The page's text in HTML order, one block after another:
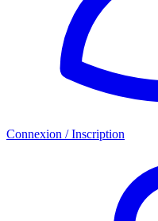
Connexion / Inscription